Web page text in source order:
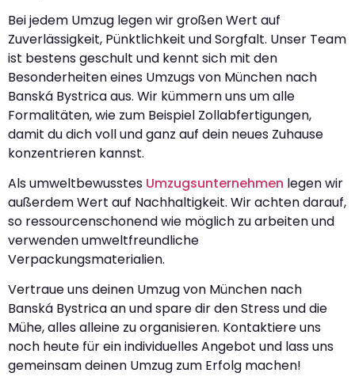
Bei jedem Umzug legen wir großen Wert auf
Zuverlässigkeit, Pünktlichkeit und Sorgfalt. Unser Team
ist bestens geschult und kennt sich mit den
Besonderheiten eines Umzugs von München nach
Banská Bystrica aus. Wir kümmern uns um alle
Formalitäten, wie zum Beispiel Zollabfertigungen,
damit du dich voll und ganz auf dein neues Zuhause
konzentrieren kannst.
Als umweltbewusstes Umzugsunternehmen legen wir
außerdem Wert auf Nachhaltigkeit. Wir achten darauf,
so ressourcenschonend wie möglich zu arbeiten und
verwenden umweltfreundliche
Verpackungsmaterialien.
Vertraue uns deinen Umzug von München nach
Banská Bystrica an und spare dir den Stress und die
Mühe, alles alleine zu organisieren. Kontaktiere uns
noch heute für ein individuelles Angebot und lass uns
gemeinsam deinen Umzug zum Erfolg machen!